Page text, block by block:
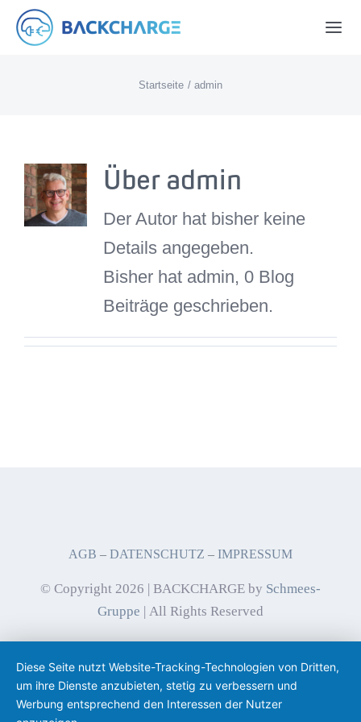
Zum
Inhalt
Preise
Startseite admin
Über admin
Der Autor hat bisher keine
Details angegeben.
Bisher hat admin, 0 Blog
Beiträge geschrieben.
AGB – DATENSCHUTZ – IMPRESSUM
© Copyright 2026 | BACKCHARGE by Schmees-
Gruppe | All Rights Reserved
Diese Seite nutzt Website-Tracking-Technologien von Dritten,
um ihre Dienste anzubieten, stetig zu verbessern und
Werbung entsprechend den Interessen der Nutzer